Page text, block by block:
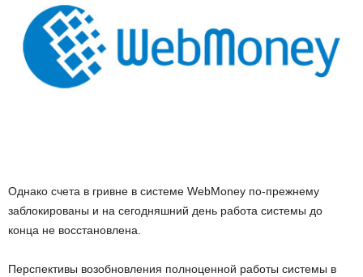
Однако счета в гривне в системе WebMoney по-прежнему
заблокированы и на сегодняшний день работа системы до
конца не восстановлена.
Перспективы возобновления полноценной работы системы в